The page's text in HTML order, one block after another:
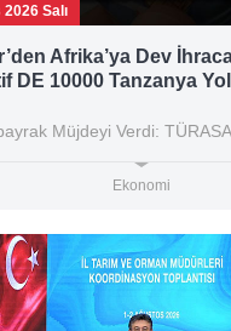
Salı
Afrika’ya Dev
DE 10000 Tanzanya
Müjdeyi Verdi:
Ekonomi